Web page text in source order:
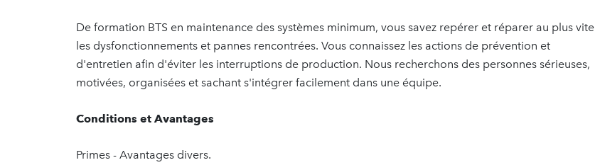
De formation BTS en maintenance des systèmes minimum, vous savez repérer et réparer au plus vite
les dysfonctionnements et pannes rencontrées. Vous connaissez les actions de prévention et
d'entretien afin d'éviter les interruptions de production. Nous recherchons des personnes sérieuses,
motivées, organisées et sachant s'intégrer facilement dans une équipe.
Conditions et Avantages
Primes - Avantages divers.